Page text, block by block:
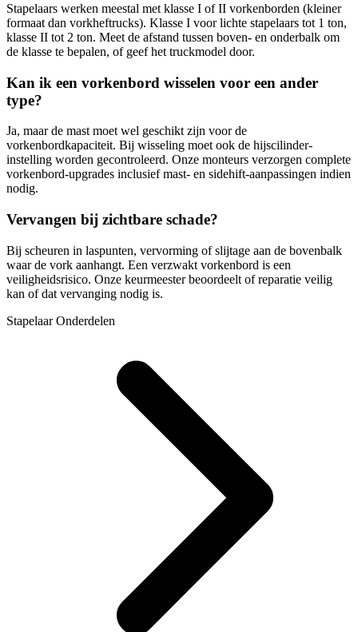
Stapelaars werken meestal met klasse I of II vorkenborden (kleiner
formaat dan vorkheftrucks). Klasse I voor lichte stapelaars tot 1 ton,
klasse II tot 2 ton. Meet de afstand tussen boven- en onderbalk om
de klasse te bepalen, of geef het truckmodel door.
Kan ik een vorkenbord wisselen voor een ander
type?
Ja, maar de mast moet wel geschikt zijn voor de
vorkenbordkapaciteit. Bij wisseling moet ook de hijscilinder-
instelling worden gecontroleerd. Onze monteurs verzorgen complete
vorkenbord-upgrades inclusief mast- en sidehift-aanpassingen indien
nodig.
Vervangen bij zichtbare schade?
Bij scheuren in laspunten, vervorming of slijtage aan de bovenbalk
waar de vork aanhangt. Een verzwakt vorkenbord is een
veiligheidsrisico. Onze keurmeester beoordeelt of reparatie veilig
kan of dat vervanging nodig is.
Stapelaar Onderdelen